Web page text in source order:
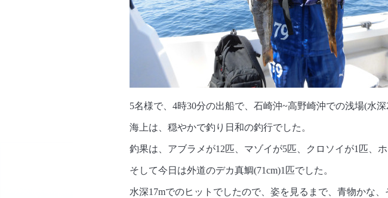
5名様で、4時30分の出船で、石崎沖~高野崎沖での浅場(水深
海上は、穏やかで釣り日和の釣行でした。
釣果は、アブラメが12匹、マゾイが5匹、クロソイが1匹、
そして今日は外道のデカ真鯛(71cm)1匹でした。
水深17mでのヒットでしたので、姿を見るまで、青物かな